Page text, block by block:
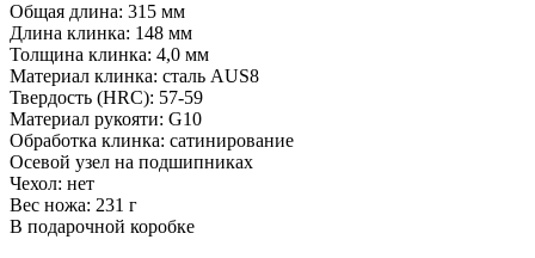
Общая длина: 315 мм
Длина клинка: 148 мм
Толщина клинка: 4,0 мм
Материал клинка: сталь AUS8
Твердость (HRC): 57-59
Материал рукояти: G10
Обработка клинка: сатинирование
Осевой узел на подшипниках
Чехол: нет
Вес ножа: 231 г
В подарочной коробке